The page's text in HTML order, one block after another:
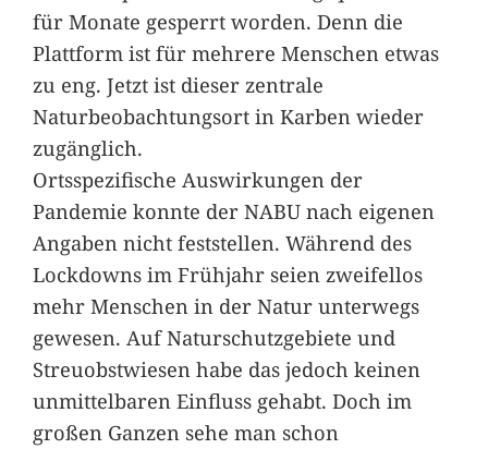
für Monate gesperrt worden. Denn die
Plattform ist für mehrere Menschen etwas
zu eng. Jetzt ist dieser zentrale
Naturbeobachtungsort in Karben wieder
zugänglich.
Ortsspezifische Auswirkungen der
Pandemie konnte der NABU nach eigenen
Angaben nicht feststellen. Während des
Lockdowns im Frühjahr seien zweifellos
mehr Menschen in der Natur unterwegs
gewesen. Auf Naturschutzgebiete und
Streuobstwiesen habe das jedoch keinen
unmittelbaren Einfluss gehabt. Doch im
großen Ganzen sehe man schon